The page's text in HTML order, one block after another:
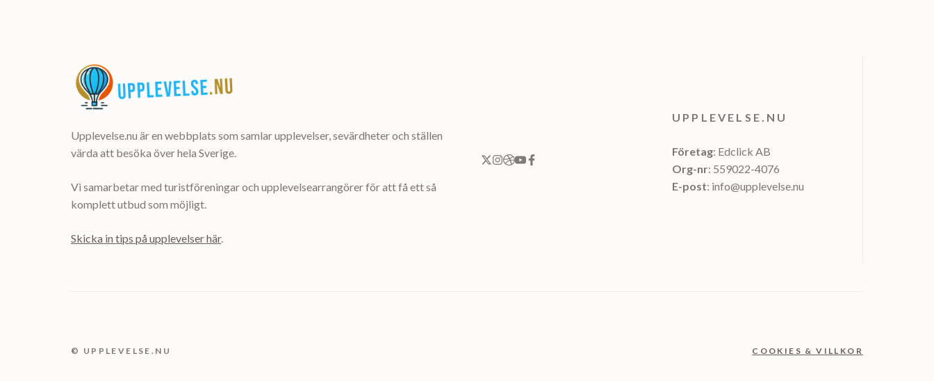
Upplevelse.nu är en webbplats som samlar upplevelser, sevärdheter och ställen
värda att besöka över hela Sverige.
Vi samarbetar med turistföreningar och upplevelsearrangörer för att få ett så
komplett utbud som möjligt.
Skicka in tips på upplevelser här.
UPPLEVELSE.NU
Företag: Edclick AB
Org-nr: 559022-4076
E-post: info@upplevelse.nu
© UPPLEVELSE.NU COOKIES & VILLKOR